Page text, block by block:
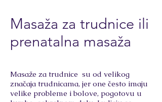
Masaža za trudnice ili
prenatalna masaža
Masaže za trudnice su od velikog
značaja trudnicama, jer one često imaju
velike probleme i bolove, pogotovu u